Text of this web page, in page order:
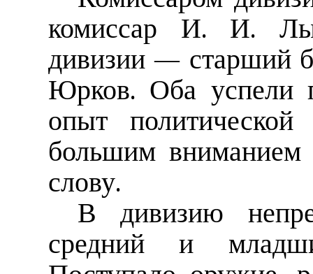
комиссар И. И.
дивизии — старший
Юрков. Оба успели
опыт
большим вниманием
слову.
В дивизию
средний и